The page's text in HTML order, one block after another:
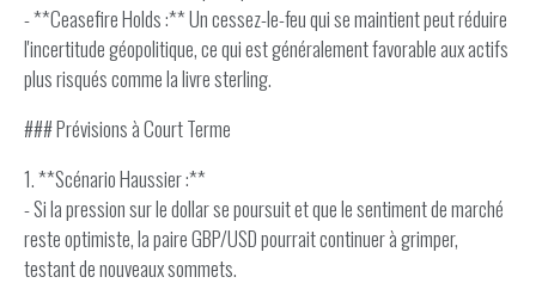
- **Ceasefire Holds :** Un cessez-le-feu qui se maintient peut réduire
l'incertitude géopolitique, ce qui est généralement favorable aux actifs
plus risqués comme la livre sterling.
### Prévisions à Court Terme
1. **Scénario Haussier :**
- Si la pression sur le dollar se poursuit et que le sentiment de marché
reste optimiste, la paire GBP/USD pourrait continuer à grimper,
testant de nouveaux sommets.